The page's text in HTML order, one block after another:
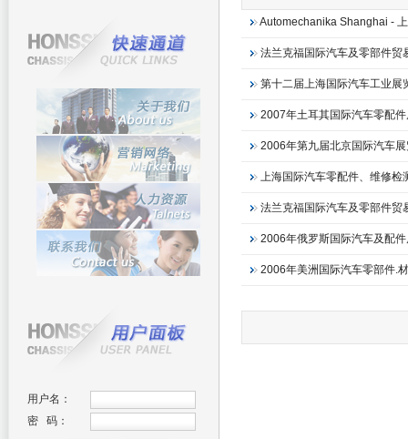
用户名：
密 码：
Automechanika Shanghai -
法兰克福国际汽车及零部件贸
第十二届上海国际汽车工业展
2007年土耳其国际汽车零配
2006年第九届北京国际汽车
上海国际汽车零配件、维修检
法兰克福国际汽车及零部件贸
2006年俄罗斯国际汽车及配
2006年美洲国际汽车零部件.